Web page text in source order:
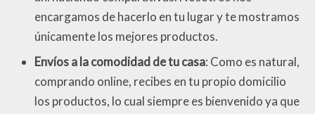
encargamos de hacerlo en tu lugar y te mostramos
únicamente los mejores productos.
Envíos a la comodidad de tu casa: Como es natural,
comprando online, recibes en tu propio domicilio
los productos, lo cual siempre es bienvenido ya que